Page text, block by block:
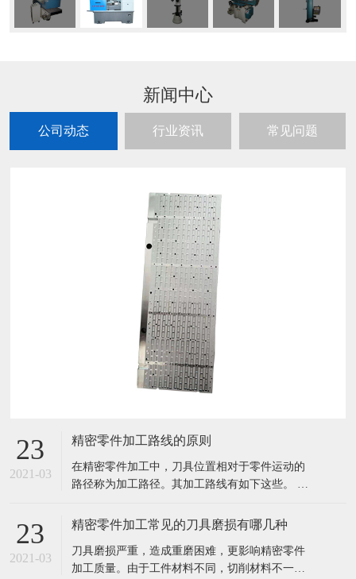
新闻中心
公司动态 行业资讯 常见问题
23
2021-03
精密零件加工路线的原则
在精密零件加工中，刀具位置相对于零件运动的
路径称为加工路径。其加工路线有如下这些。 孔
具自快进转为工进时，刀尖点位置与孔上表面之
对于位置精度要求较高的孔系加工，特别要注意
孔的加工顺序的安排，避免将坐标轴的方
23
2021-03
精密零件加工常见的刀具磨损有哪几种
刀具磨损严重，造成重磨困难，更影响精密零件
加工质量。由于工件材料不同，切削材料不一